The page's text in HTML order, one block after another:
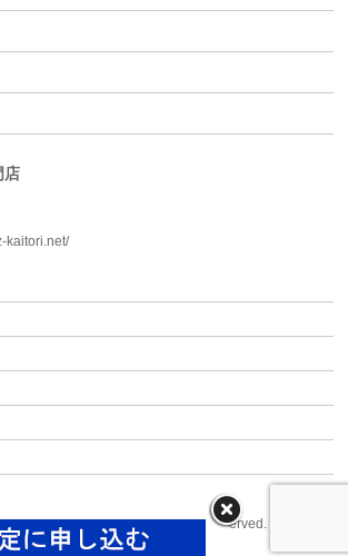
店
kaitori.net/
神戸ベンツ買取専門店All Rights Reserved.